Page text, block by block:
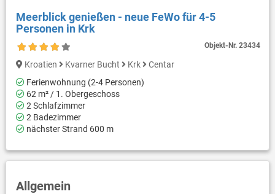
Meerblick genießen - neue FeWo für 4-5
Personen in Krk
Objekt-Nr.23434
Kroatien Kvarner Bucht Krk
Centar
Ferienwohnung (2-4 Personen)
62 m² / 1. Obergeschoss
2 Schlafzimmer
2 Badezimmer
nächster Strand 600 m
Allgemein